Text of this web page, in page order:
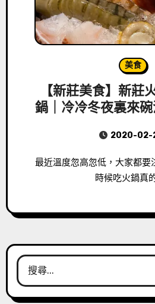
美食
【新莊美食】新莊
鍋｜冷冷冬夜裏來碗
2020-02-
最近溫度忽高忽低，大家都要注意保暖喔！天冷的
時候吃火鍋真
搜
尋
關